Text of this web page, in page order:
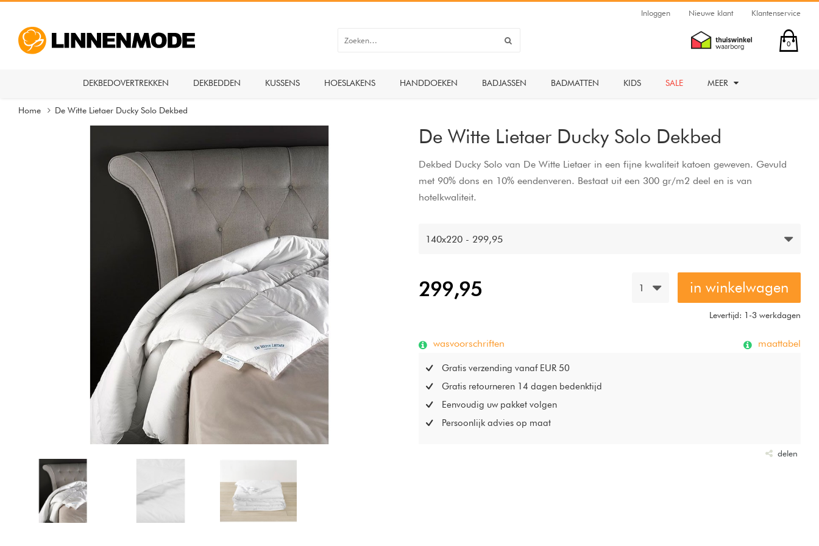
Inloggen Nieuwe klant Klantenservice
0
DEKBEDOVERTREKKEN DEKBEDDEN KUSSENS HOESLAKENS HANDDOEKEN BADJASSEN BADMATTEN KIDS SALE MEER
Home De Witte Lietaer Ducky Solo Dekbed
De Witte Lietaer Ducky Solo Dekbed
Dekbed Ducky Solo van De Witte Lietaer in een fijne kwaliteit katoen geweven. Gevuld
met 90% dons en 10% eendenveren. Bestaat uit een 300 gr/m2 deel en is van
hotelkwaliteit.
140x220 - 299,95
299,95 1 in winkelwagen
Levertijd: 1-3 werkdagen
wasvoorschriften maattabel
Gratis verzending vanaf EUR 50
Gratis retourneren 14 dagen bedenktijd
Eenvoudig uw pakket volgen
Persoonlijk advies op maat
delen